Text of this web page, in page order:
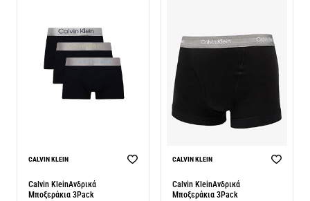
-11%
CALVIN KLEIN
Calvin KleinΑνδρικά
Μποξεράκια 3Pack
-11%
CALVIN KLEIN
Calvin KleinΑνδρικά
Μποξεράκια 3Pack